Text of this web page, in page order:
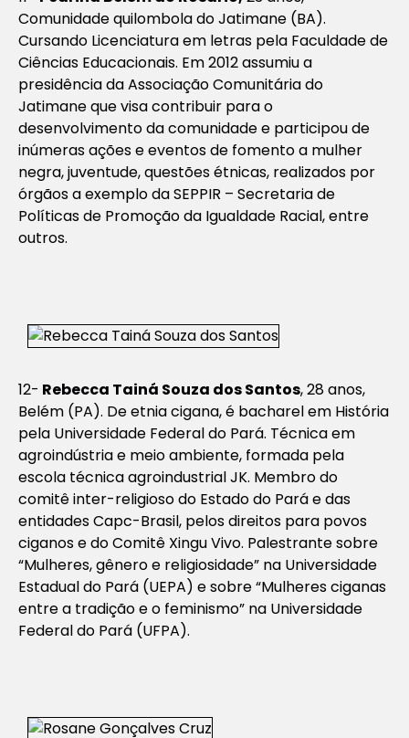
Comunidade quilombola do Jatimane (BA).
Cursando Licenciatura em letras pela Faculdade de
Ciências Educacionais. Em 2012 assumiu a
presidência da Associação Comunitária do
Jatimane que visa contribuir para o
desenvolvimento da comunidade e participou de
inúmeras ações e eventos de fomento a mulher
negra, juventude, questões étnicas, realizados por
órgãos a exemplo da SEPPIR – Secretaria de
Políticas de Promoção da Igualdade Racial, entre
outros.
12- Rebecca Tainá Souza dos Santos, 28 anos,
Belém (PA). De etnia cigana, é bacharel em História
pela Universidade Federal do Pará. Técnica em
agroindústria e meio ambiente, formada pela
escola técnica agroindustrial JK. Membro do
comitê inter-religioso do Estado do Pará e das
entidades Capc-Brasil, pelos direitos para povos
ciganos e do Comitê Xingu Vivo. Palestrante sobre
“Mulheres, gênero e religiosidade” na Universidade
Estadual do Pará (UEPA) e sobre “Mulheres ciganas
entre a tradição e o feminismo” na Universidade
Federal do Pará (UFPA).